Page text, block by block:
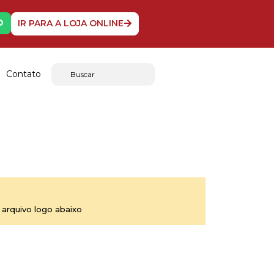
IR PARA A LOJA ONLINE
Contato
logo abaixo